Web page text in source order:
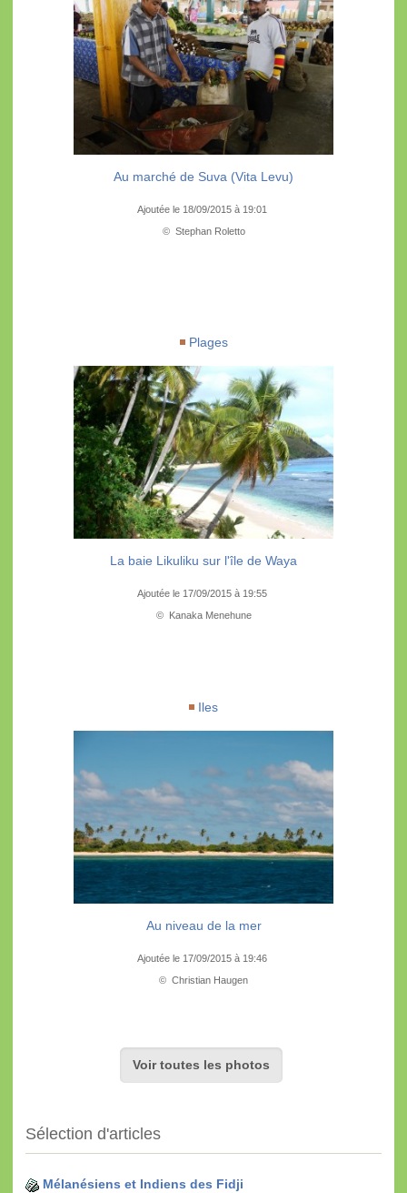
Au marché de Suva (Vita Levu)
Ajoutée le 18/09/2015 à 19:01
© Stephan Roletto
Plages
La baie Likuliku sur l'île de Waya
Ajoutée le 17/09/2015 à 19:55
© Kanaka Menehune
Iles
Au niveau de la mer
Ajoutée le 17/09/2015 à 19:46
© Christian Haugen
Voir toutes les photos
Sélection d'articles
Mélanésiens et Indiens des Fidji